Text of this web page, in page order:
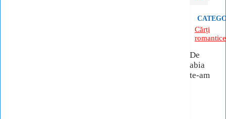
Cărți
romantice
De
abia
te-am